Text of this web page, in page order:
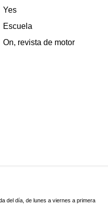
Yes
Escuela
On, revista de motor
del día, de lunes a viernes a primera